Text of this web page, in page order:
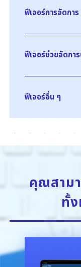
Visitor
Portal
Information
Whereabouts
ฟีเจอร์การจัดกา
Project
ToDo
ฟีเจอร์ช่วยจัดกา
Presence
Address Book
User
ฟีเจอร์อื่น ๆ
Facility
คุณสาม
ทั้